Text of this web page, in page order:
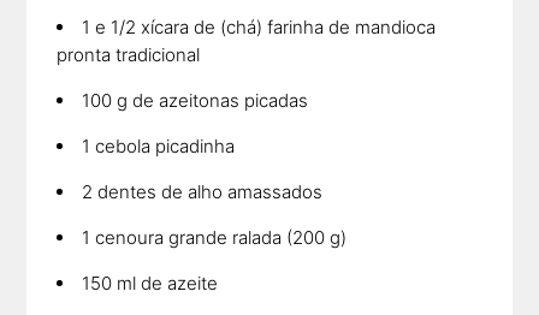
1 e 1/2 xícara de (chá) farinha de mandioca
pronta tradicional
100 g de azeitonas picadas
1 cebola picadinha
2 dentes de alho amassados
1 cenoura grande ralada (200 g)
150 ml de azeite